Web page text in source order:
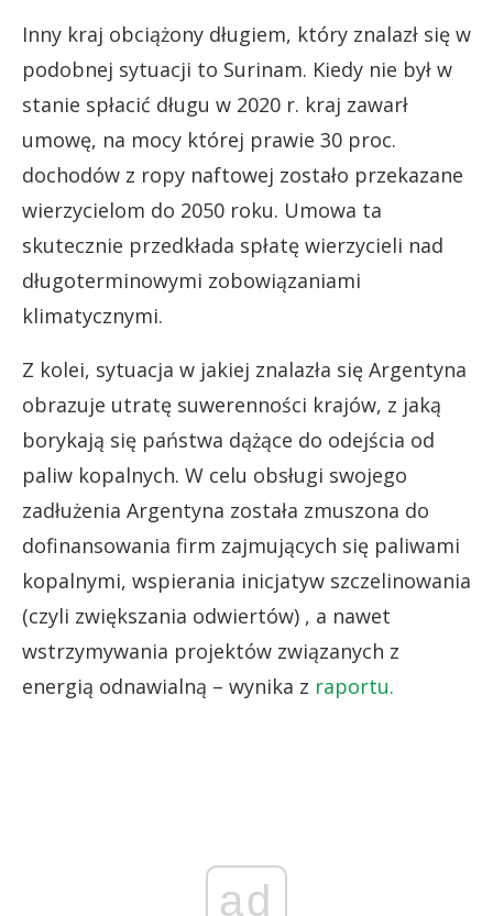
Inny kraj obciążony długiem, który znalazł się w
podobnej sytuacji to Surinam. Kiedy nie był w
stanie spłacić długu w 2020 r. kraj zawarł
umowę, na mocy której prawie 30 proc.
dochodów z ropy naftowej zostało przekazane
wierzycielom do 2050 roku. Umowa ta
skutecznie przedkłada spłatę wierzycieli nad
długoterminowymi zobowiązaniami
klimatycznymi.
Z kolei, sytuacja w jakiej znalazła się Argentyna
obrazuje utratę suwerenności krajów, z jaką
borykają się państwa dążące do odejścia od
paliw kopalnych. W celu obsługi swojego
zadłużenia Argentyna została zmuszona do
dofinansowania firm zajmujących się paliwami
kopalnymi, wspierania inicjatyw szczelinowania
(czyli zwiększania odwiertów) , a nawet
wstrzymywania projektów związanych z
energią odnawialną – wynika z raportu.
ad